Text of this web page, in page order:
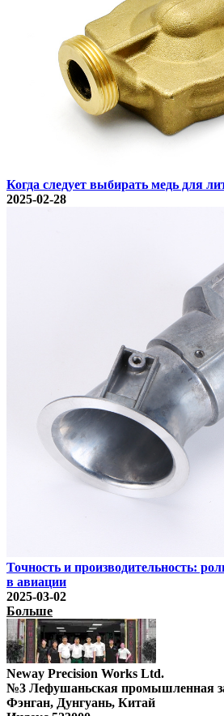
Когда следует выбирать медь для
2025-02-28
Точность и производительность:
в авиации
2025-03-02
Больше
Neway Precision Works Ltd.
№3 Лефушаньская промышленная
Фэнган, Дунгуань, Китай